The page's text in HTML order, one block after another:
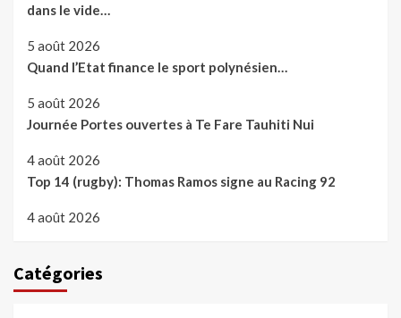
dans le vide…
5 août 2026
Quand l’Etat finance le sport polynésien…
5 août 2026
Journée Portes ouvertes à Te Fare Tauhiti Nui
4 août 2026
Top 14 (rugby): Thomas Ramos signe au Racing 92
4 août 2026
Catégories